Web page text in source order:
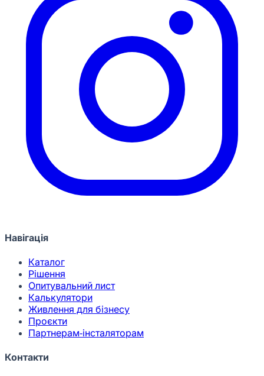
Навігація
Каталог
Рішення
Опитувальний лист
Калькулятори
Живлення для бізнесу
Проєкти
Партнерам-інсталяторам
Контакти